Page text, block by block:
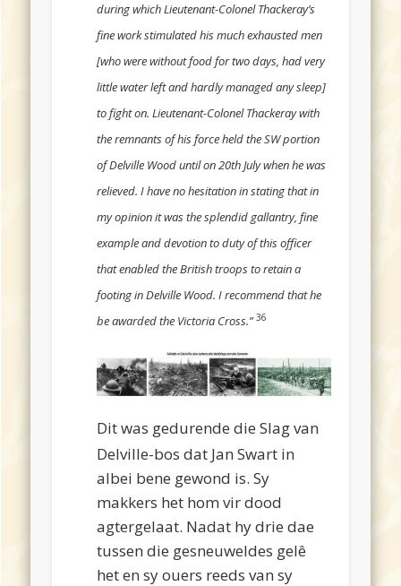
during which Lieutenant-Colonel Thackeray’s
fine work stimulated his much exhausted men
[who were without food for two days, had very
little water left and hardly managed any sleep]
to fight on. Lieutenant-Colonel Thackeray with
the remnants of his force held the SW portion
of Delville Wood until on 20th July when he was
relieved. I have no hesitation in stating that in
my opinion it was the splendid gallantry, fine
example and devotion to duty of this officer
that enabled the British troops to retain a
footing in Delville Wood. I recommend that he
be awarded the Victoria Cross.”36
Dit was gedurende die Slag van
Delville-bos dat Jan Swart in
albei bene gewond is. Sy
makkers het hom vir dood
agtergelaat. Nadat hy drie dae
tussen die gesneuweldes gelê
het en sy ouers reeds van sy